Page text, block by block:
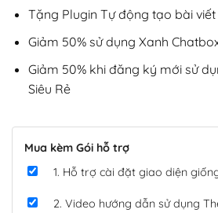
Tặng Plugin Tự động tạo bài
Giảm 50% sử dụng Xanh
Giảm 50% khi đăng ký mới sử
Siêu Rẻ
Mua kèm Gói hỗ trợ
1. Hỗ trợ cài đặt giao diện
2. Video hướng dẫn sử dụng